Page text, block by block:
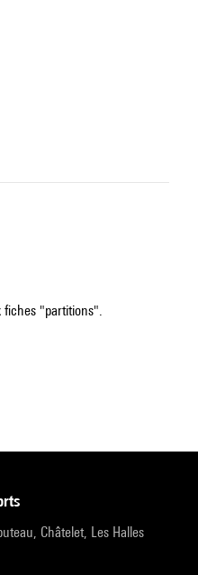
fiches "partitions".
Châtelet, Les Halles